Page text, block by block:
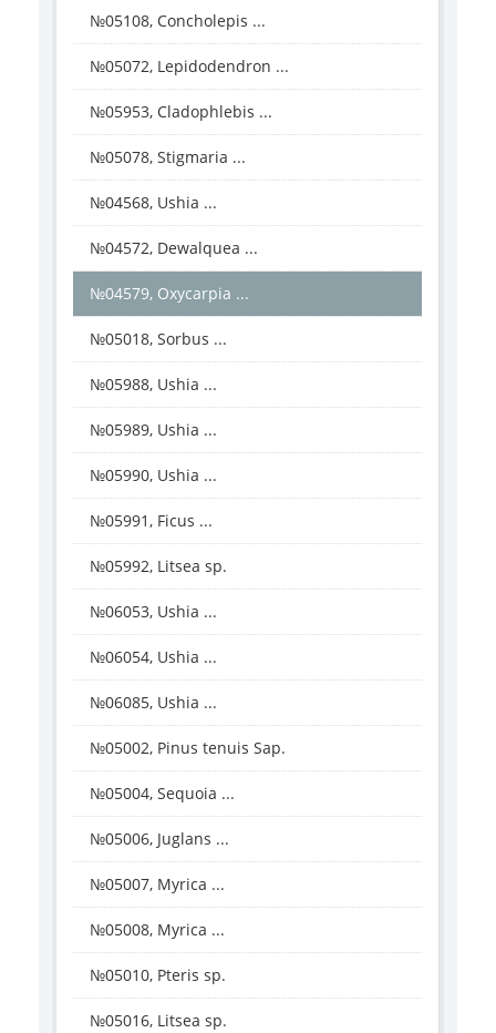
№05108, Concholepis ...
№05072, Lepidodendron ...
№05953, Cladophlebis ...
№05078, Stigmaria ...
№04568, Ushia ...
№04572, Dewalquea ...
№04579, Oxycarpia ...
№05018, Sorbus ...
№05988, Ushia ...
№05989, Ushia ...
№05990, Ushia ...
№05991, Ficus ...
№05992, Litsea sp.
№06053, Ushia ...
№06054, Ushia ...
№06085, Ushia ...
№05002, Pinus tenuis Sap.
№05004, Sequoia ...
№05006, Juglans ...
№05007, Myrica ...
№05008, Myrica ...
№05010, Pteris sp.
№05016, Litsea sp.